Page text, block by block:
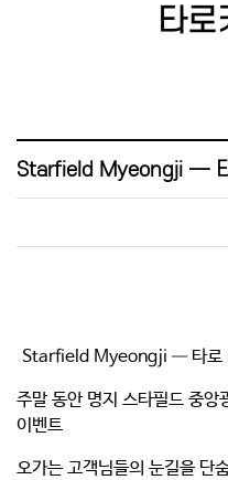
타로
Starfield Myeongji —
Starfield Myeongji — 타
주말 동안 명지 스타필드 중앙
이벤트
오가는 고객님들의 눈길을 단